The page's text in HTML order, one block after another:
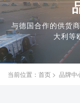
与德国合作的供货
大利等
当前位置： 首页 > 品牌中